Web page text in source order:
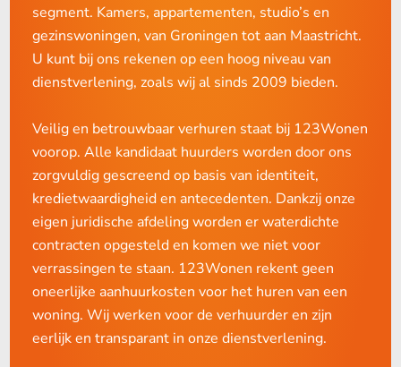
Wilt u eens vrijblijvend kennismaken met 123Wonen
Friesland? Neem vandaag nog contact met ons op. Team
123Wonen Friesland staat voor u klaar!
Verhuurmakelaar 123Wonen Friesland
Tijnjedyk 89
8936 AC Leeuwarden
Telefoon :058 203 77 77
: friesland@123wonen.nl
Vestigingspagina
123Wonen Friesland
segment. Kamers, appartementen, studio’s en
gezinswoningen, van Groningen tot aan Maastricht.
U kunt bij ons rekenen op een hoog niveau van
dienstverlening, zoals wij al sinds 2009 bieden.
Veilig en betrouwbaar verhuren staat bij 123Wonen
voorop. Alle kandidaat huurders worden door ons
zorgvuldig gescreend op basis van identiteit,
kredietwaardigheid en antecedenten. Dankzij onze
eigen juridische afdeling worden er waterdichte
contracten opgesteld en komen we niet voor
verrassingen te staan. 123Wonen rekent geen
oneerlijke aanhuurkosten voor het huren van een
woning. Wij werken voor de verhuurder en zijn
eerlijk en transparant in onze dienstverlening.